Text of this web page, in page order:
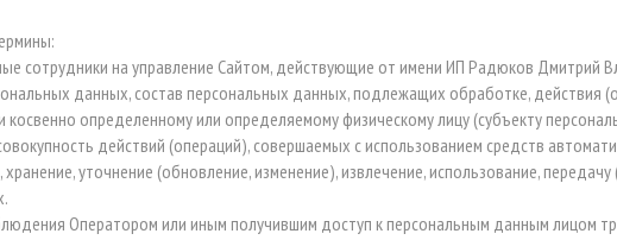
сотрудники на управление Сайтом, действующие от имени ИП Радюков Дмитрий
данных, состав персональных данных, подлежащих обработке, действия
определенному или определяемому физическому лицу (субъекту
действий (операций), совершаемых с использованием средств
уточнение (обновление, изменение), извлечение, использование,
Оператором или иным получившим доступ к персональным данным лицом